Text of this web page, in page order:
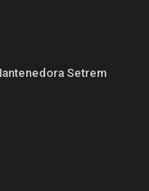
Setrem